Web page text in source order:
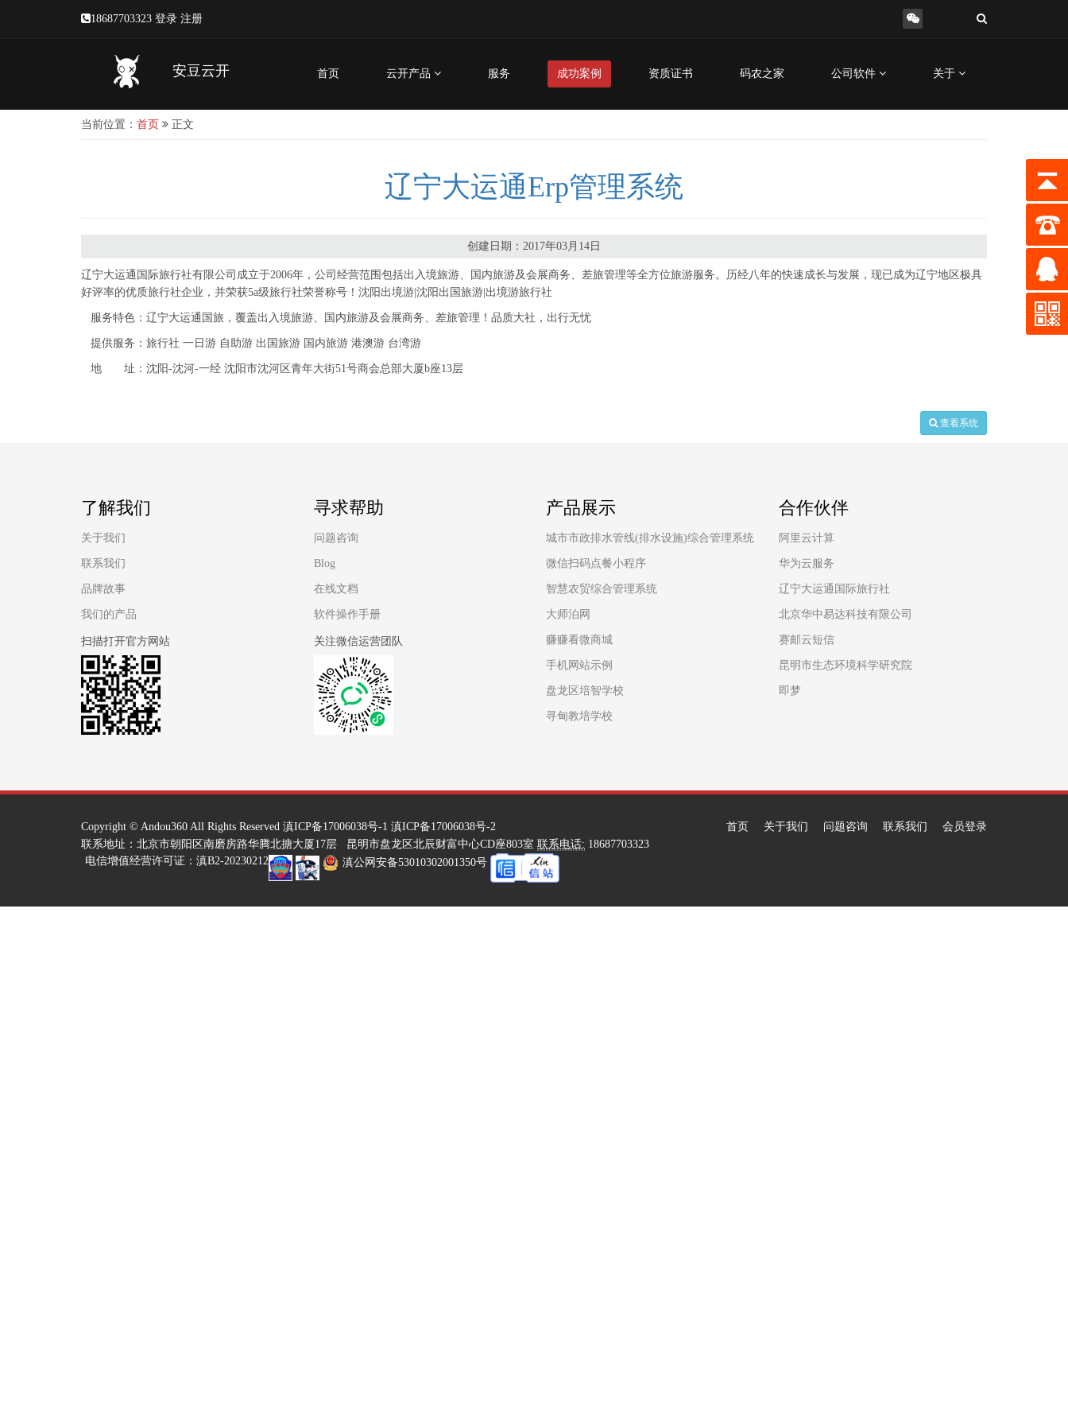
18687703323 登录 注册
安豆云开 首页 云开产品 服务 成功案例 资质证书 码农之家 公司软件 关于
当前位置： 首页 正文
辽宁大运通Erp管理系统
创建日期：2017年03月14日
辽宁大运通国际旅行社有限公司成立于2006年，公司经营范围包括出入境旅游、国内旅游及会展商务、差旅管理等全方位旅游服务。历经八年的快速成长与发展，现已成为辽宁地区极具
好评率的优质旅行社企业，并荣获5a级旅行社荣誉称号！沈阳出境游|沈阳出国旅游|出境游旅行社
服务特色：辽宁大运通国旅，覆盖出入境旅游、国内旅游及会展商务、差旅管理！品质大社，出行无忧
提供服务：旅行社 一日游 自助游 出国旅游 国内旅游 港澳游 台湾游
地 址：沈阳-沈河-一经 沈阳市沈河区青年大街51号商会总部大厦b座13层
查看系统
了解我们
关于我们
联系我们
品牌故事
我们的产品
扫描打开官方网站
寻求帮助
问题咨询
Blog
在线文档
软件操作手册
关注微信运营团队
产品展示
城市市政排水管线(排水设施)综合管理系统
微信扫码点餐小程序
智慧农贸综合管理系统
大师泊网
赚赚看微商城
手机网站示例
盘龙区培智学校
寻甸教培学校
合作伙伴
阿里云计算
华为云服务
辽宁大运通国际旅行社
北京华中易达科技有限公司
赛邮云短信
昆明市生态环境科学研究院
即梦
Copyright © Andou360 All Rights Reserved 滇ICP备17006038号-1 滇ICP备17006038号-2
联系地址：北京市朝阳区南磨房路华腾北搪大厦17层 昆明市盘龙区北辰财富中心CD座803室 联系电话: 18687703323
滇公网安备53010302001350号
电信增值经营许可证：滇B2-20230212
首页 关于我们 问题咨询 联系我们 会员登录